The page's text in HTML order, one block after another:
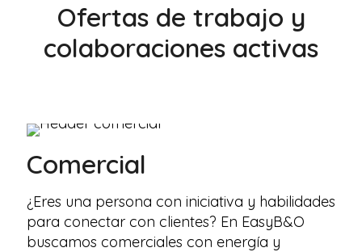
Ofertas de trabajo y
colaboraciones activas
Comercial
¿Eres una persona con iniciativa y habilidades
para conectar con clientes? En EasyB&O
buscamos comerciales con energía y